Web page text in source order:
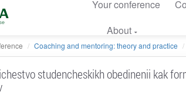
Your conference
About
Coaching and mentoring: theory and practice
studencheskikh obedinenii kak